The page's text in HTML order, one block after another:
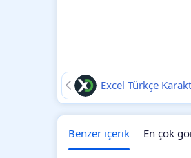
Excel Türkçe
Benzer içerik En çok